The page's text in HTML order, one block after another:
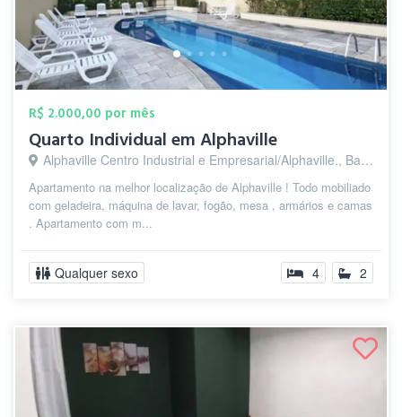
R$ 2.000,00 por mês
Quarto Individual em Alphaville
Alphaville Centro Industrial e Empresarial/Alphaville., Barueri - SP
Apartamento na melhor localização de Alphaville ! Todo mobiliado
com geladeira, máquina de lavar, fogão, mesa , armários e camas
. Apartamento com m...
Qualquer sexo 4 2